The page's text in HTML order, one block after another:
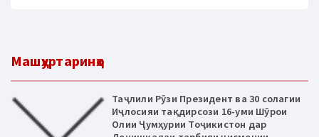
Машҳуртаринҳо
Таҷлили Рӯзи Президент ва 30 солагии
Иҷлосияи тақдирсози 16-уми Шӯрои
Олии Ҷумҳурии Тоҷикистон дар